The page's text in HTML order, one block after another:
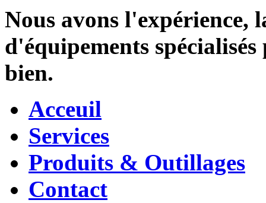
Nous avons l'expérience,
d'équipements
bien.
Acceuil
Services
Produits & Outillages
Contact